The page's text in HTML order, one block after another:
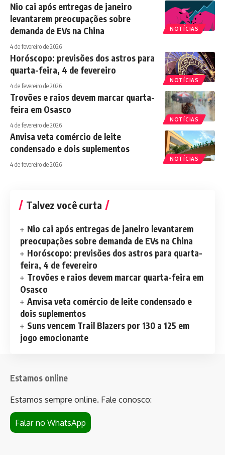
NOTÍCIAS
Nio cai após entregas de janeiro
levantarem preocupações sobre
demanda de EVs na China
4 de fevereiro de 2026
NOTÍCIAS
Horóscopo: previsões dos astros para
quarta-feira, 4 de fevereiro
4 de fevereiro de 2026
NOTÍCIAS
Trovões e raios devem marcar quarta-
feira em Osasco
4 de fevereiro de 2026
NOTÍCIAS
Anvisa veta comércio de leite
condensado e dois suplementos
4 de fevereiro de 2026
Talvez você curta
Nio cai após entregas de janeiro levantarem
preocupações sobre demanda de EVs na China
Horóscopo: previsões dos astros para quarta-
feira, 4 de fevereiro
Trovões e raios devem marcar quarta-feira em
Osasco
Anvisa veta comércio de leite condensado e
dois suplementos
Suns vencem Trail Blazers por 130 a 125 em
jogo emocionante
Estamos online
Estamos sempre online. Fale conosco:
Falar no WhatsApp